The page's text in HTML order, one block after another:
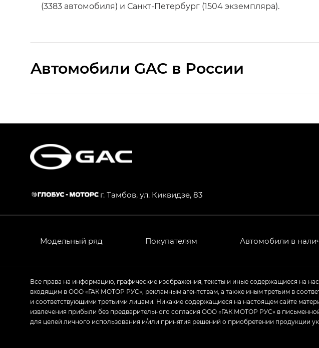
(3383 автомобиля) и Санкт-Петербург (1504 экземпляра).
Aвтомобили GAC в России
HYPTEC HT — Хайптек Эйч Ти (HYPTEC HT) в комплектации Экс
GL
GS4 — Джи Эс 4 (GS4) в комплектациях Джи Би Передний
Empow — Эмпау (Empow) в комплектации Джи Эс — GS, Джи
г. Тамбов, ул. Киквидзе, 83
Модельный ряд Покупателям Автомобили в
Все права на информацию, графические изображения, тексты и иные содержащиеся на
входящим в ООО «ГАК МОТОР РУС», рекламным агентствам, а также иным третьим в
и соответствующими третьими лицами. Никакие содержащиеся на настоящем сайте
извлечения прибыли без предварительного согласия ООО «ГАК МОТОР РУС» в
для целей личного использования и/или принятия решений о приобретении продукции